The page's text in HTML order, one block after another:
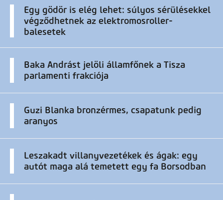
Egy gödör is elég lehet: súlyos sérülésekkel
végződhetnek az elektromosroller-
balesetek
Baka Andrást jelöli államfőnek a Tisza
parlamenti frakciója
Guzi Blanka bronzérmes, csapatunk pedig
aranyos
Leszakadt villanyvezetékek és ágak: egy
autót maga alá temetett egy fa Borsodban